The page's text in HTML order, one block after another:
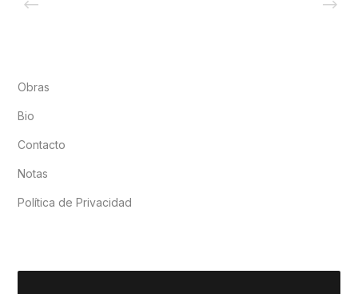
Obras
Bio
Contacto
Notas
Política de Privacidad